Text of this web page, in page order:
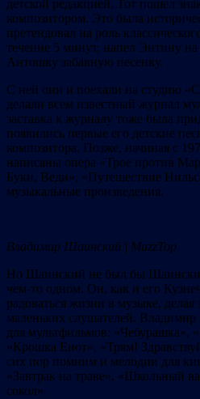
детской редакцией. Тот пошел
композитором. Это была
претендовал на роль
течение 5 минут, напел Энтину
Антошку забавную песенку.
С ней они и поехали на студию
делали всем известный журнал
заставка к журналу тоже была
появились первые его детские
композитора. Позже, начиная с
написаны опера «Трое против
Буки, Веди», «Путешествие
музыкальные произведения.
Владимир Шаинский | MuzzTop
Но Шаинский не был бы
чем-то одном. Он, как и его
радоваться жизни в музыке, делая
маленьких слушателей.
для мультфильмов: «Чебурашка»,
«Крошка Енот», «Трям!
сих пор помним и мелодии для
«Завтрак на траве», «Школьный
сокол».